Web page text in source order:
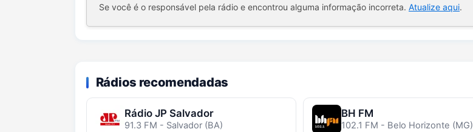
Se você é o responsável pela rádio e encontrou alguma informação incorreta. Atualize aqui.
Rádios recomendadas
Rádio JP Salvador
91.3 FM - Salvador (BA)
BH FM
102.1 FM - Belo Horizonte (MG)